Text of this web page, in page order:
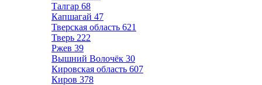
Талгар 68
Капшагай 47
Тверская область 621
Тверь 222
Ржев 39
Вышний Волочёк 30
Кировская область 607
Киров 378